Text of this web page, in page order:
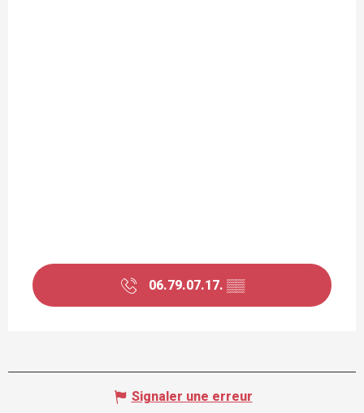
06.79.07.17. ▒▒
Signaler une erreur